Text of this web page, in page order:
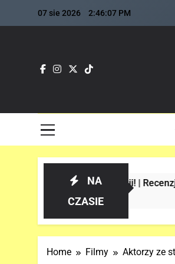
07 sie 2026 2:46:08 PM
NA
CZASIE
w historii! | Recenzja
Home Filmy Aktorzy ze